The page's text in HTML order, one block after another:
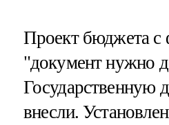
Проект бюджета с
"документ нужно
Государственную
внесли.